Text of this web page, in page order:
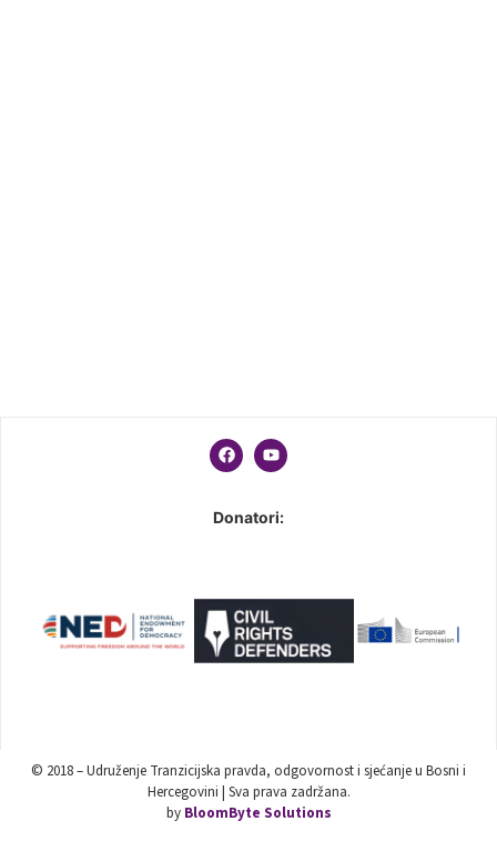
Donatori:
© 2018 – Udruženje Tranzicijska pravda, odgovornost i sjećanje u Bosni i
Hercegovini | Sva prava zadržana.
by BloomByte Solutions